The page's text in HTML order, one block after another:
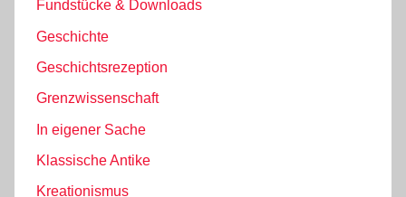
Fundstücke & Downloads
Geschichte
Geschichtsrezeption
Grenzwissenschaft
In eigener Sache
Klassische Antike
Kreationismus